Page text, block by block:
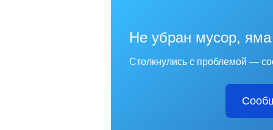
Не убран мусор,
Столкнулись с проблемой —